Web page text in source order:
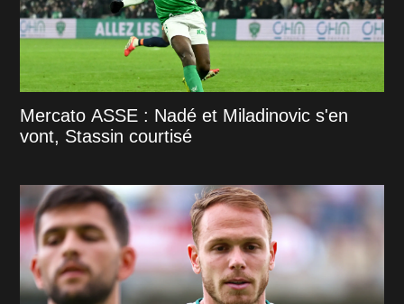
Mercato ASSE : Nadé et Miladinovic s'en
vont, Stassin courtisé